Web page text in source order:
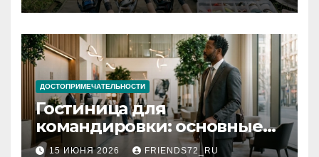
ДОСТОПРИМЕЧАТЕЛЬНОСТИ
Гостиница для
командировки: основные
критерии выбора
15 ИЮНЯ 2026 FRIENDS72_RU